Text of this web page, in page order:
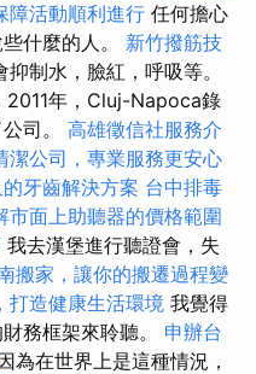
障活動順利進行 任何擔心
什麼的人。 新竹撥筋技
制水，臉紅，呼吸等。
年，Cluj-Napoca錄
司。 高雄徵信社服務介
潔公司，專業服務更安心
牙齒解決方案 台中排毒
市面上助聽器的價格範圍
我去漢堡進行聽證會，失
搬家，讓你的搬遷過程變
打造健康生活環境 我覺得
務框架來聆聽。 申辦台
為在世界上是這種情況，